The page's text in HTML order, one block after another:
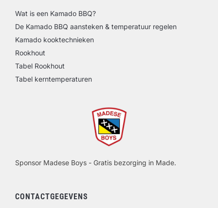
Wat is een Kamado BBQ?
De Kamado BBQ aansteken & temperatuur regelen
Kamado kooktechnieken
Rookhout
Tabel Rookhout
Tabel kerntemperaturen
Sponsor Madese Boys - Gratis bezorging in Made.
CONTACTGEGEVENS